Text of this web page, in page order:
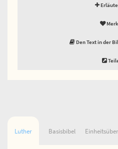
Den Text in der
Luther Basisbibel